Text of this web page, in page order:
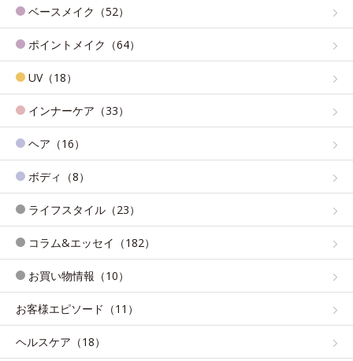
ベースメイク（52）
ポイントメイク（64）
UV（18）
インナーケア（33）
ヘア（16）
ボディ（8）
ライフスタイル（23）
コラム&エッセイ（182）
お買い物情報（10）
お客様エピソード（11）
ヘルスケア（18）